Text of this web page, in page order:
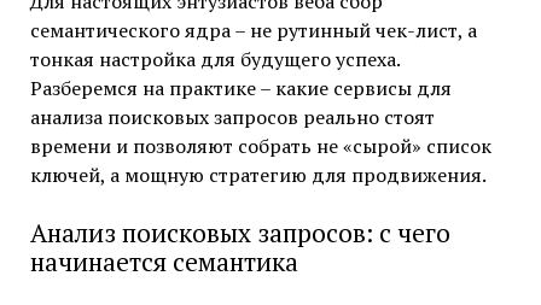
семантического ядра – не рутинный чек-лист, а
тонкая настройка для будущего успеха.
Разберемся на практике – какие сервисы для
анализа поисковых запросов реально стоят
времени и позволяют собрать не «сырой» список
ключей, а мощную стратегию для продвижения.
Анализ поисковых запросов: с чего
начинается семантика